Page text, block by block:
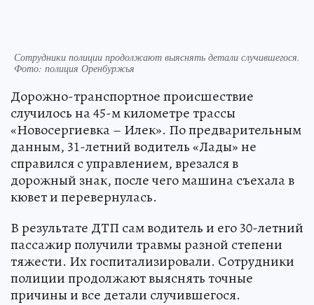
Сотрудники полиции продолжают выяснять детали случившегося.
Фото: полиция Оренбуржья
Дорожно-транспортное происшествие
случилось на 45-м километре трассы
«Новосергиевка – Илек». По предварительным
данным, 31-летний водитель «Лады» не
справился с управлением, врезался в
дорожный знак, после чего машина съехала в
кювет и перевернулась.
В результате ДТП сам водитель и его 30-летний
пассажир получили травмы разной степени
тяжести. Их госпитализировали. Сотрудники
полиции продолжают выяснять точные
причины и все детали случившегося.